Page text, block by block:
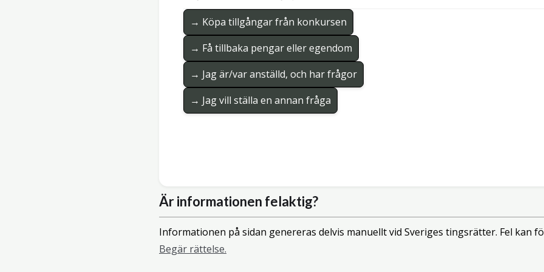
→ Köpa tillgångar från konkursen
→ Få tillbaka pengar eller egendom
→ Jag är/var anställd, och har frågor
→ Jag vill ställa en annan fråga
Är informationen felaktig?
Informationen på sidan genereras delvis manuellt vid Sveriges tingsrätter. Fel kan
Begär rättelse.